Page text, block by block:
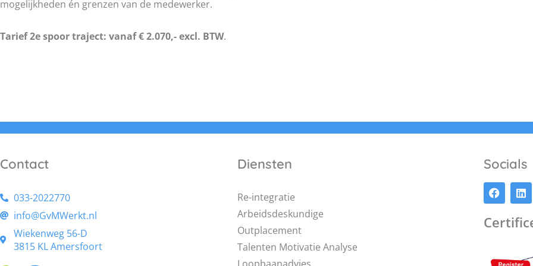
mogelijkheden én grenzen van de medewerker.
Tarief 2e spoor traject: vanaf € 2.070,- excl. BTW.
Contact
033-2022770
info@GvMWerkt.nl
Wiekenweg 56-D
3815 KL Amersfoort
Diensten
Re-integratie
Arbeidsdeskundige
Outplacement
Talenten Motivatie Analyse
Socials